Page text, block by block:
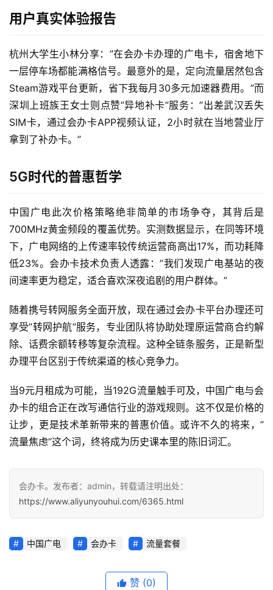
页
流
量
卡
宽
带
身
i
F
i
讯
更
多
页
面
用户真实体验报告
杭州大学生小林分享：”在会办卡办理的广电卡，宿舍地下
一层停车场都能满格信号。最意外的是，定向流量居然包含
Steam游戏平台更新，省下我每月30多元加速器费用。”而
深圳上班族王女士则点赞”异地补卡”服务：”出差武汉丢失
SIM卡，通过会办卡APP视频认证，2小时就在当地营业厅
拿到了补办卡。”
5G时代的普惠哲学
中国广电此次价格策略绝非简单的市场争夺，其背后是
700MHz黄金频段的覆盖优势。实测数据显示，在同等环境
下，广电网络的上传速率较传统运营商高出17%，而功耗降
低23%。会办卡技术负责人透露：”我们发现广电基站的夜
间速率更为稳定，适合喜欢深夜追剧的用户群体。”
随着携号转网服务全面开放，现在通过会办卡平台办理还可
享受”转网护航”服务，专业团队将协助处理原运营商合约解
除、话费余额转移等复杂流程。这种全链条服务，正是新型
办理平台区别于传统渠道的核心竞争力。
当9元月租成为可能，当192G流量触手可及，中国广电与会
办卡的组合正在改写通信行业的游戏规则。这不仅是价格的
让步，更是技术革新带来的普惠价值。或许不久的将来，”
流量焦虑”这个词，终将成为历史课本里的陈旧词汇。
会办卡。发布者：admin，转载请注明出处：
https://www.aliyunyouhui.com/6365.html
中国广电 会办卡 流量套餐
赞 (0)